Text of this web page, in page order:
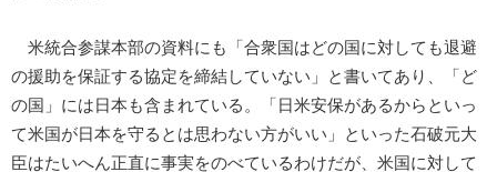
米統合参謀本部の資料にも「合衆国はどの国に対しても退避
の援助を保証する協定を締結していない」と書いてあり、「ど
の国」には日本も含まれている。「日米安保があるからといっ
て米国が日本を守るとは思わない方がいい」といった石破元大
臣はたいへん正直に事実をのべているわけだが、米国に対して